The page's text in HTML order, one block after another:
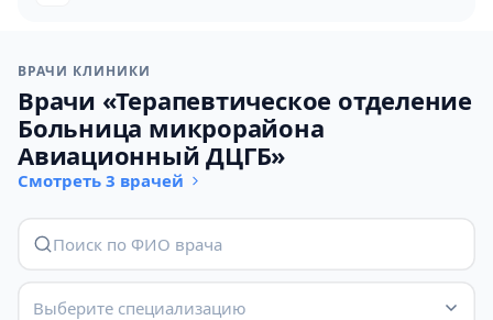
ВРАЧИ КЛИНИКИ
Врачи «Терапевтическое отделение
Больница микрорайона
Авиационный ДЦГБ»
Смотреть 3 врачей
Выберите специализацию